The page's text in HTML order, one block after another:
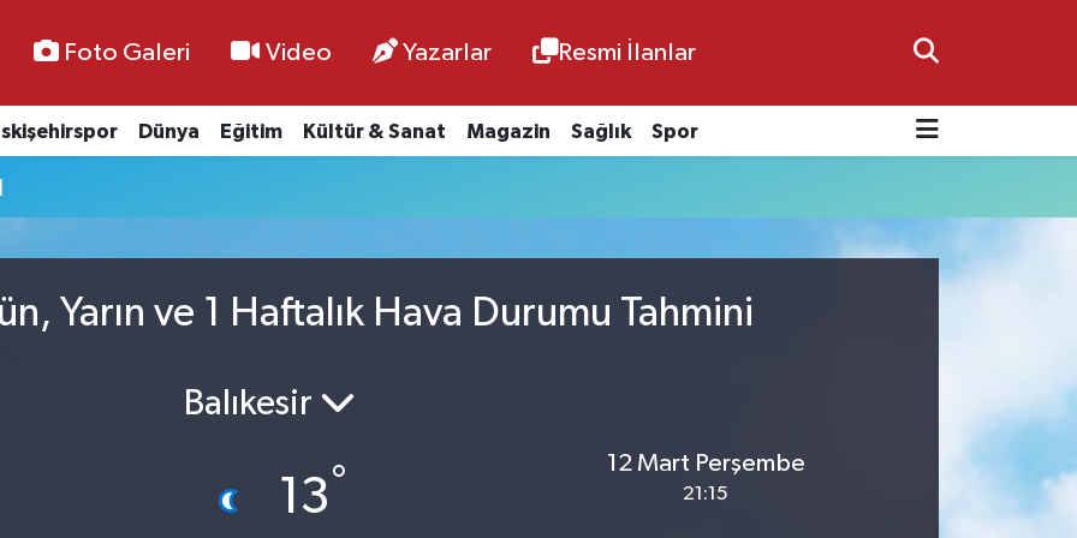
Foto Galeri Video Yazarlar Resmi İlanlar
Dünya Eğitim Kültür & Sanat Magazin Sağlık Spor
Yarın ve 1 Haftalık Hava Durumu Tahmini
Balıkesir
13°
12 Mart Perşembe
21:15